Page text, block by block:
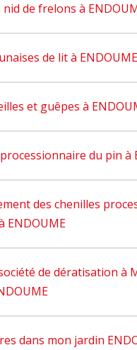
de frelons à
de lit à ENDOUME
et guêpes à
du pin à
des chenilles
ENDOUME
de dératisation à
dans mon jardin